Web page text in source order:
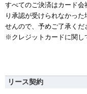
すべてのご決済はカード会
り承認が受けられなかっ
せんので、予めご了承くだ
※クレジットカードに関し
リース契約